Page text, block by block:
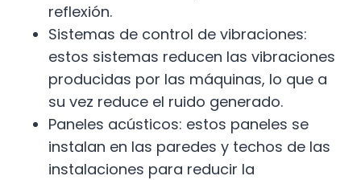
reflexión.
Sistemas de control de vibraciones:
estos sistemas reducen las vibraciones
producidas por las máquinas, lo que a
su vez reduce el ruido generado.
Paneles acústicos: estos paneles se
instalan en las paredes y techos de las
instalaciones para reducir la